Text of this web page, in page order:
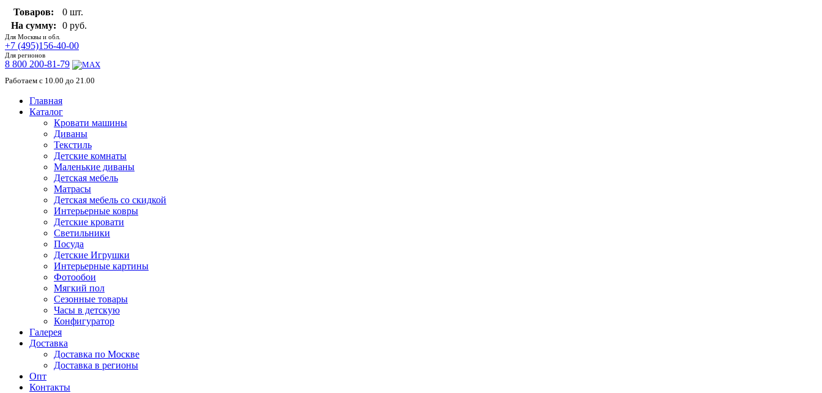
Товаров:
0 шт.
На сумму:
0 руб.
Для Москвы и обл.
+7 (495)156-40-00
Для регионов
8 800 200-81-79
Работаем с 10.00 до 21.00
Главная
Каталог
Кровати машины
Диваны
Текстиль
Детские комнаты
Маленькие диваны
Детская мебель
Матрасы
Детская мебель со скидкой
Интерьерные ковры
Детские кровати
Светильники
Посуда
Детские Игрушки
Интерьерные картины
Фотообои
Мягкий пол
Сезонные товары
Часы в детскую
Конфигуратор
Галерея
Доставка
Доставка по Москве
Доставка в регионы
Опт
Контакты